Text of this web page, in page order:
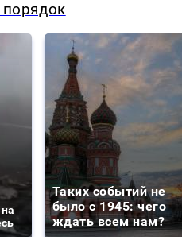
Таких событий не
было с 1945: чего
ждать всем нам?